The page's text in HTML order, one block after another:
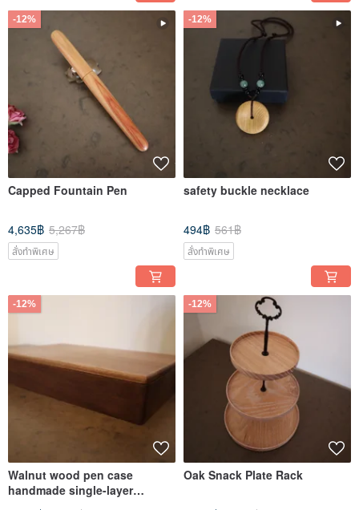
-12%
Capped Fountain Pen
4,635฿ 5,267฿
สั่งทำพิเศษ
-12%
safety buckle necklace
494฿ 561฿
สั่งทำพิเศษ
-12%
Walnut wood pen case
handmade single-layer
storage pen case
-12%
Oak Snack Plate Rack